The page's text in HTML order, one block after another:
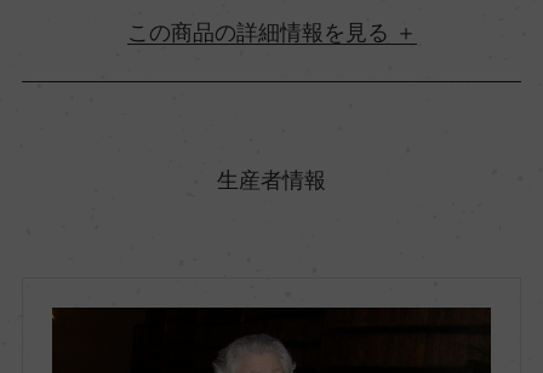
詳細情報
生産者情報